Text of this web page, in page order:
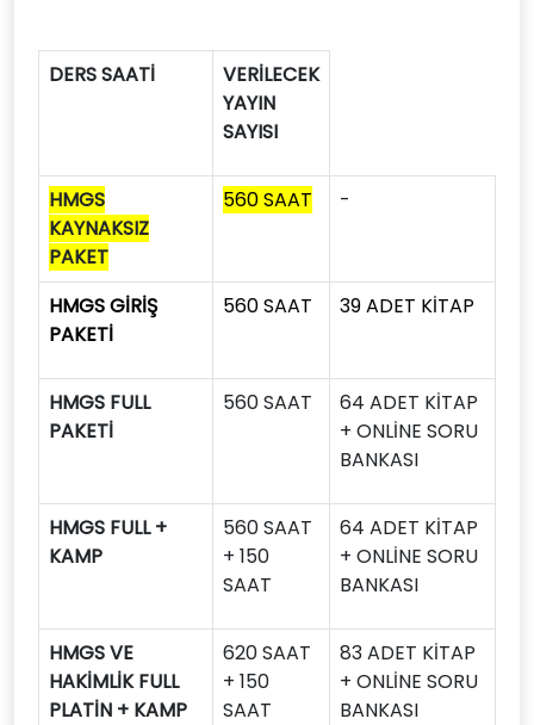
DERS SAATİ
VERİLECEK
YAYIN
SAYISI
HMGS
KAYNAKSIZ
PAKET
560 SAAT -
HMGS GİRİŞ
PAKETİ
560 SAAT 39 ADET KİTAP
HMGS FULL
PAKETİ
560 SAAT
64 ADET KİTAP
+ ONLİNE SORU
BANKASI
HMGS FULL +
KAMP
560 SAAT
+ 150
SAAT
64 ADET KİTAP
+ ONLİNE SORU
BANKASI
HMGS VE
HAKİMLİK FULL
PLATİN + KAMP
620 SAAT
+ 150
SAAT
83 ADET KİTAP
+ ONLİNE SORU
BANKASI